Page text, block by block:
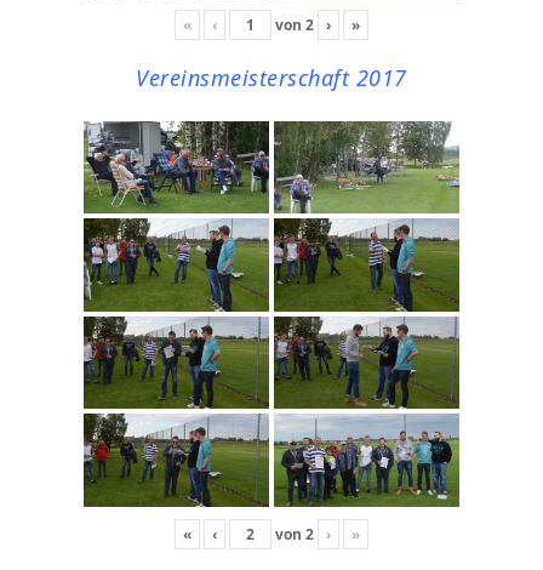
« ‹ von 2 › »
Vereinsmeisterschaft 2017
« ‹ von 2 › »